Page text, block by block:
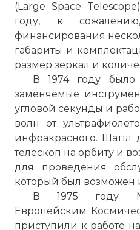
(Large Space
году, к
финансирования
габариты и
размер зеркал и
В 1974 году было
заменяемые
угловой секунды и
волн от
инфракрасного. Шаттл
телескоп на орбиту и
для проведения
который был возможен
В 1975 году
Европейским
приступили к работе